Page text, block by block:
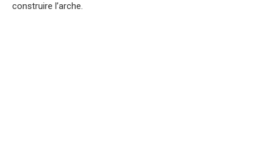
construire l’arche.